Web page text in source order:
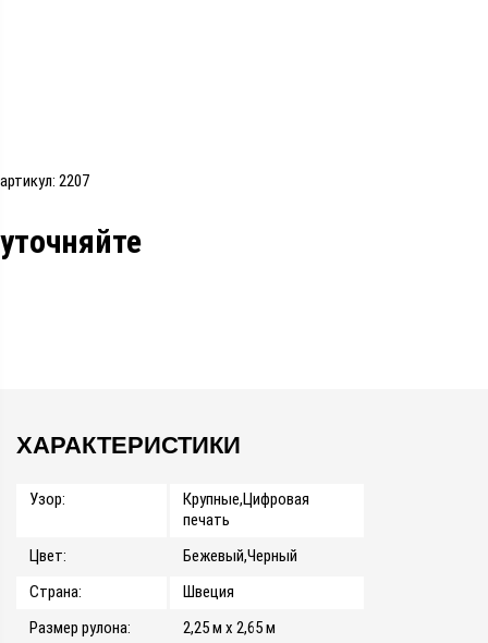
артикул: 2207
уточняйте
ХАРАКТЕРИСТИКИ
Узор:
Крупные,Цифровая
печать
Цвет:
Бежевый,Черный
Страна:
Швеция
Размер рулона:
2,25 м x 2,65 м